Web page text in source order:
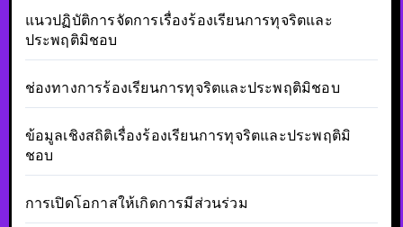
แนวปฏิบัติการจัดการเรื่องร้องเรียนการทุจริตและ
ประพฤติมิชอบ
ช่องทางการร้องเรียนการทุจริตและประพฤติมิชอบ
ข้อมูลเชิงสถิติเรื่องร้องเรียนการทุจริตและประพฤติมิ
ชอบ
การเปิดโอกาสให้เกิดการมีส่วนร่วม